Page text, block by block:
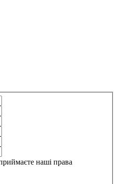
наші права